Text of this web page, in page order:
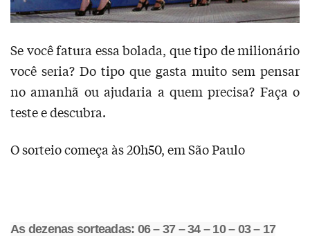
Se você fatura essa bolada, que tipo de milionário
você seria? Do tipo que gasta muito sem pensar
no amanhã ou ajudaria a quem precisa? Faça o
teste e descubra.
O sorteio começa às 20h50, em São Paulo
As dezenas sorteadas: 06 – 37 – 34 – 10 – 03 – 17